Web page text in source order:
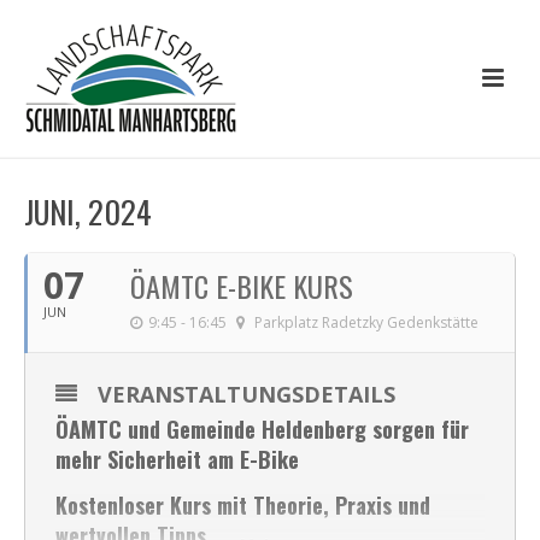
JUNI, 2024
07
JUN
ÖAMTC E-BIKE KURS
9:45 - 16:45 Parkplatz Radetzky Gedenkstätte
VERANSTALTUNGSDETAILS
ÖAMTC und Gemeinde Heldenberg sorgen für
mehr Sicherheit am E-Bike
Kostenloser Kurs mit Theorie, Praxis und